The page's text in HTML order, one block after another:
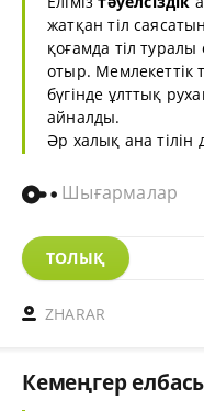
жатқан тіл
қоғамда тіл
отыр. Мемлекеттік
бүгінде ұлттық
айналды.
Әр халық ана тілін
Шығармалар
ТОЛЫҚ
ZHARAR
Кемеңгер